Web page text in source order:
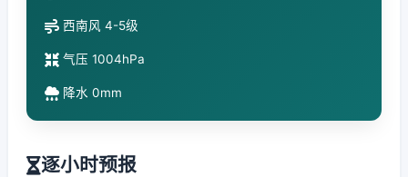
西南风 4-5级
气压 1004hPa
降水 0mm
逐小时预报